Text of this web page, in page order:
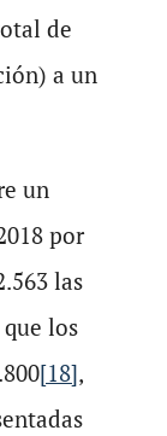
de
a un
un
por
las
los
[18],